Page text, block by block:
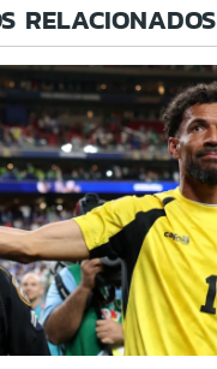
RELACIONADOS